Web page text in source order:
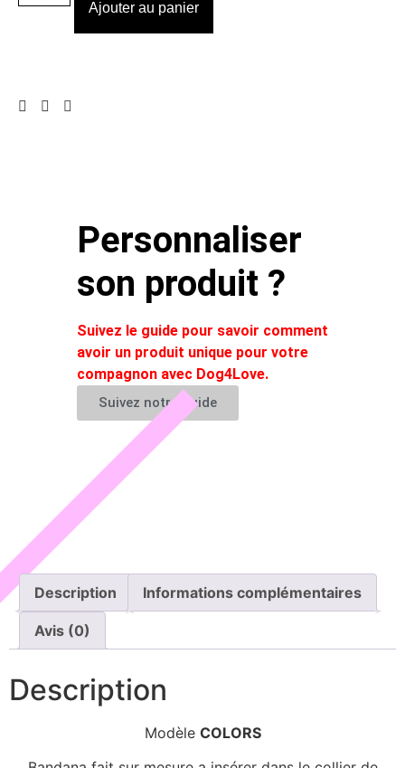
Ajouter au panier
Personnaliser
son produit ?
Suivez le guide pour savoir comment
avoir un produit unique pour votre
compagnon avec Dog4Love.
Suivez notre guide
Description Informations complémentaires
Avis (0)
Description
Modèle COLORS